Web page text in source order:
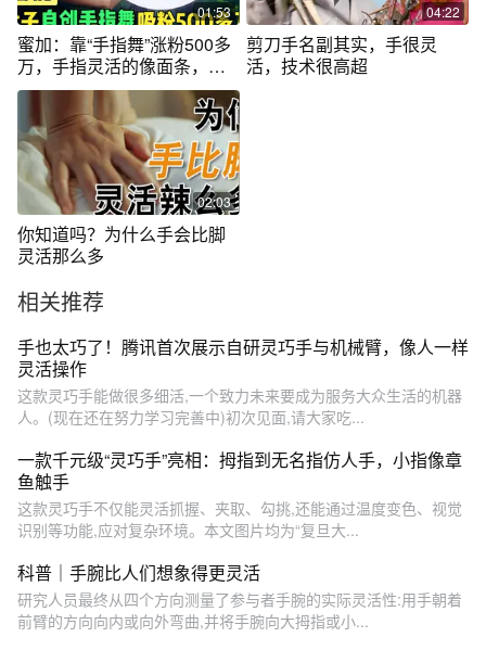
01:53
蜜加：靠“手指舞”涨粉500多
万，手指灵活的像面条，手
控党爱了
04:22
剪刀手名副其实，手很灵
活，技术很高超
02:03
你知道吗？为什么手会比脚
灵活那么多
相关推荐
手也太巧了！腾讯首次展示自研灵巧手与机械臂，像人一样
灵活操作
这款灵巧手能做很多细活,一个致力未来要成为服务大众生活的机器
人。(现在还在努力学习完善中)初次见面,请大家吃...
一款千元级“灵巧手”亮相：拇指到无名指仿人手，小指像章
鱼触手
这款灵巧手不仅能灵活抓握、夹取、勾挑,还能通过温度变色、视觉
识别等功能,应对复杂环境。本文图片均为“复旦大...
科普｜手腕比人们想象得更灵活
研究人员最终从四个方向测量了参与者手腕的实际灵活性:用手朝着
前臂的方向向内或向外弯曲,并将手腕向大拇指或小...